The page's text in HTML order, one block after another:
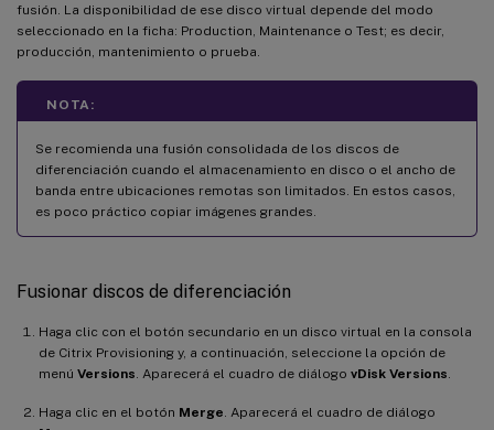
fusión. La disponibilidad de ese disco virtual depende del modo
seleccionado en la ficha: Production, Maintenance o Test; es decir,
producción, mantenimiento o prueba.
NOTA:
Se recomienda una fusión consolidada de los discos de
diferenciación cuando el almacenamiento en disco o el ancho de
banda entre ubicaciones remotas son limitados. En estos casos,
es poco práctico copiar imágenes grandes.
Fusionar discos de diferenciación
Haga clic con el botón secundario en un disco virtual en la consola
de Citrix Provisioning y, a continuación, seleccione la opción de
menú Versions . Aparecerá el cuadro de diálogo vDisk Versions
Haga clic en el botón Merge . Aparecerá el cuadro de diálogo